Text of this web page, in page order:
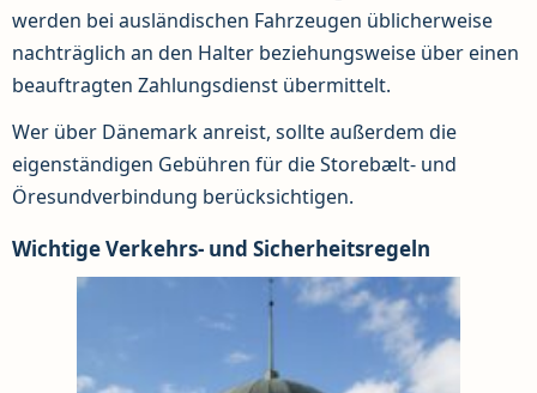
werden bei ausländischen Fahrzeugen üblicherweise
nachträglich an den Halter beziehungsweise über einen
beauftragten Zahlungsdienst übermittelt.
Wer über Dänemark anreist, sollte außerdem die
eigenständigen Gebühren für die Storebælt- und
Öresundverbindung berücksichtigen.
Wichtige Verkehrs- und Sicherheitsregeln